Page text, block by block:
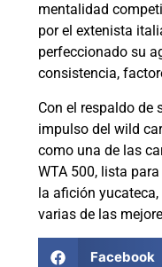
mentalidad
por el extenista
perfeccionado su
consistencia,
Con el respaldo de
impulso del wild
como una de las
WTA 500, lista
la afición
varias de las
Facebook